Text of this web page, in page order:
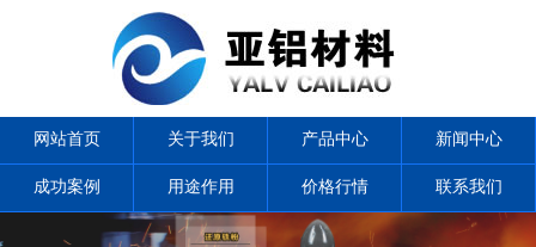
网站首页 关于我们 产品中心 新闻中心
成功案例 用途作用 价格行情 联系我们